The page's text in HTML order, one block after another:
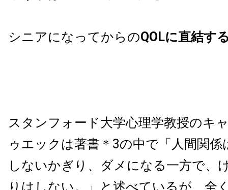
シニアになってからのQOLに直結す
スタンフォード大学心理学教授のキ
ゥエックは著書＊3の中で「人間関係
しないかぎり、ダメになる一方で、
りはしない。」と述べているが、全